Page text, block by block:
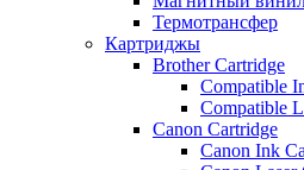
Термотрансфер
Картриджы
Brother Cartridge
Compatible
Compatible
Canon Cartridge
Canon Ink